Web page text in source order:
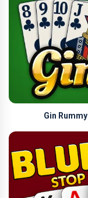
Gin Rummy